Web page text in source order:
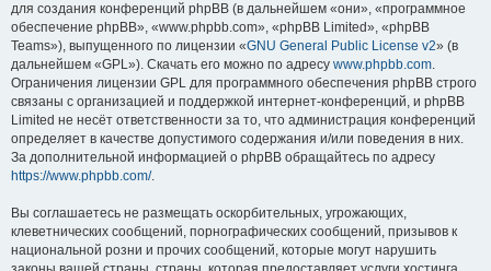
для создания конференций phpBB (в дальнейшем «они», «программное
обеспечение phpBB», «www.phpbb.com», «phpBB Limited», «phpBB
Teams»), выпущенного по лицензии «GNU General Public License v2» (в
дальнейшем «GPL»). Скачать его можно по адресу www.phpbb.com.
Ограничения лицензии GPL для программного обеспечения phpBB строго
связаны с организацией и поддержкой интернет-конференций, и phpBB
Limited не несёт ответственности за то, что администрация конференций
определяет в качестве допустимого содержания и/или поведения в них.
За дополнительной информацией о phpBB обращайтесь по адресу
https://www.phpbb.com/.
Вы соглашаетесь не размещать оскорбительных, угрожающих,
клеветнических сообщений, порнографических сообщений, призывов к
национальной розни и прочих сообщений, которые могут нарушить